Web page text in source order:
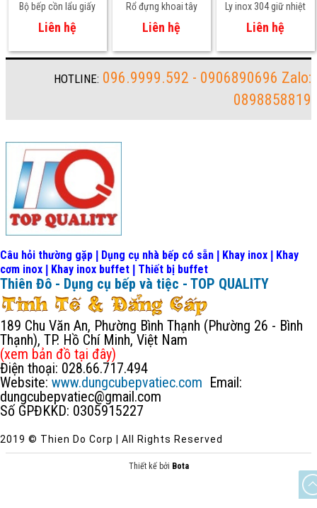
Bộ bếp cồn lẩu giấy
Liên hệ
Rổ đựng khoai tây
chiên
Liên hệ
Ly inox 304 giữ nhiệt
cao cấp
Liên hệ
HOTLINE: 096.9999.592 - 0906890696 Zalo:
0898858819
Câu hỏi thường gặp Dụng cụ nhà bếp có sẵn Khay inox
Khay
cơm inox
Khay inox buffet Thiết bị buffet
Thiên Đô - Dụng cụ bếp và tiệc - TOP QUALITY
189 Chu Văn An, Phường Bình Thạnh (Phường 26 - Bình
Thạnh), TP. Hồ Chí Minh, Việt Nam
(xem bản đồ tại đây)
Điện thoại: 028.66.717.494
Website: www.dungcubepvatiec.com Email:
dungcubepvatiec@gmail.com
Số GPĐKKD: 0305915227
2019 © Thien Do Corp | All Rights Reserved
Thiết kế bởi Bota